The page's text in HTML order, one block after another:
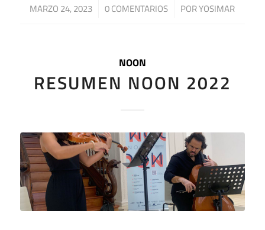
MARZO 24, 2023
/ 0 COMENTARIOS
/ PORYOSIMAR
NOON
RESUMEN NOON 2022